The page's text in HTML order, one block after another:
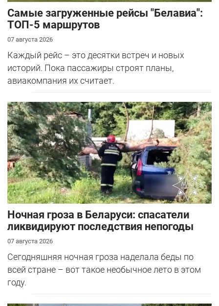
Самые загруженные рейсы "Белавиа":
ТОП-5 маршрутов
07 августа 2026
Каждый рейс – это десятки встреч и новых
историй. Пока пассажиры строят планы,
авиакомпания их считает.
Ночная гроза в Беларуси: спасатели
ликвидируют последствия непогоды
07 августа 2026
Сегодняшняя ночная гроза наделала беды по
всей стране – вот такое необычное лето в этом
году.